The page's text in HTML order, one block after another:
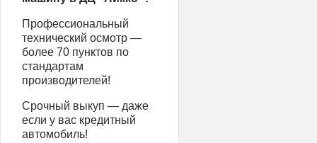
Профессиональный
технический осмотр —
более 70 пунктов по
стандартам
производителей!
Срочный выкуп — даже
если у вас кредитный
автомобиль!